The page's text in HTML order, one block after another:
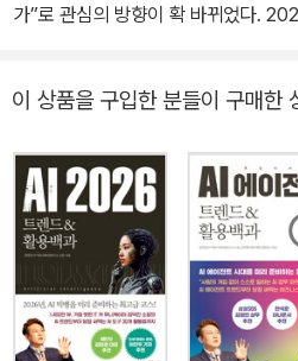
가”로 관심의 방향이 확 바뀌었다.
이 옮겨갔다. 2024년은 AI에 관한 한 우리 모두가 아직은 초등 1학년
이었다. 그리고 1년이 지난 2025년,
되면서 빠르게 선행학습을 하는 사람
써 수능 준비를 하는 모습이 보인다.
막연히 어렵게 느끼는 이들도 있다.
없다. 우리는 AI로 시험을 보는 것이
하고, AI를 가지고 놀 뿐이다. 아직은
간이다. 『AI 2025』(트렌드&활용백
이 상품을 구입한 분들이 구매한